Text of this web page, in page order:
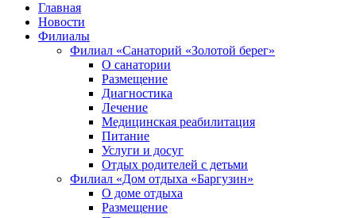
Главная
Новости
Филиалы
Филиал «Санаторий «Золотой берег»
О санатории
Размещение
Диагностика
Лечение
Медицинская реабилитация
Питание
Услуги и досуг
Отдых родителей с детьми
Филиал «Дом отдыха «Баргузин»
О доме отдыха
Размещение